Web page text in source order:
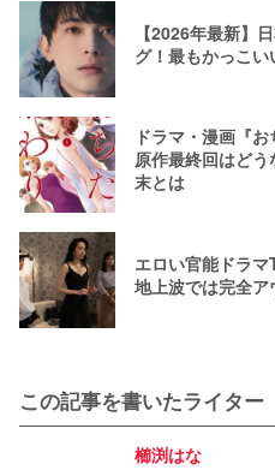
【2026年最新】
グ！最もかっこい
ドラマ・漫画『
原作最終回はど
末とは
エロい官能ドラ
地上波では完全ア
この記事を書いたライター
櫛渕はな